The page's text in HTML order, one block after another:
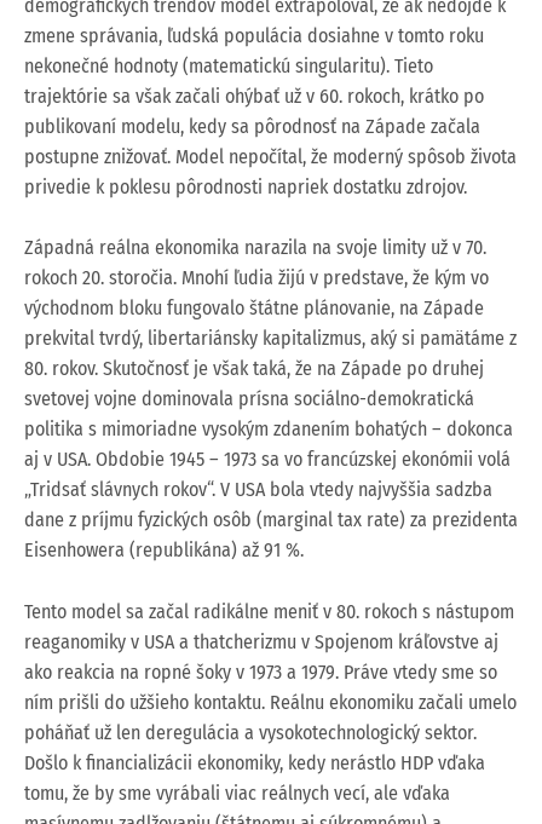
demografických trendov model extrapoloval, že ak nedôjde k
zmene správania, ľudská populácia dosiahne v tomto roku
nekonečné hodnoty (matematickú singularitu). Tieto
trajektórie sa však začali ohýbať už v 60. rokoch, krátko po
publikovaní modelu, kedy sa pôrodnosť na Západe začala
postupne znižovať. Model nepočítal, že moderný spôsob života
privedie k poklesu pôrodnosti napriek dostatku zdrojov.
Západná reálna ekonomika narazila na svoje limity už v 70.
rokoch 20. storočia. Mnohí ľudia žijú v predstave, že kým vo
východnom bloku fungovalo štátne plánovanie, na Západe
prekvital tvrdý, libertariánsky kapitalizmus, aký si pamätáme z
80. rokov. Skutočnosť je však taká, že na Západe po druhej
svetovej vojne dominovala prísna sociálno-demokratická
politika s mimoriadne vysokým zdanením bohatých – dokonca
aj v USA. Obdobie 1945 – 1973 sa vo francúzskej ekonómii volá
„Tridsať slávnych rokov“. V USA bola vtedy najvyššia sadzba
dane z príjmu fyzických osôb (marginal tax rate) za prezidenta
Eisenhowera (republikána) až 91 %.
Tento model sa začal radikálne meniť v 80. rokoch s nástupom
reaganomiky v USA a thatcherizmu v Spojenom kráľovstve aj
ako reakcia na ropné šoky v 1973 a 1979. Práve vtedy sme so
ním prišli do užšieho kontaktu. Reálnu ekonomiku začali umelo
poháňať už len deregulácia a vysokotechnologický sektor.
Došlo k financializácii ekonomiky, kedy nerástlo HDP vďaka
tomu, že by sme vyrábali viac reálnych vecí, ale vďaka